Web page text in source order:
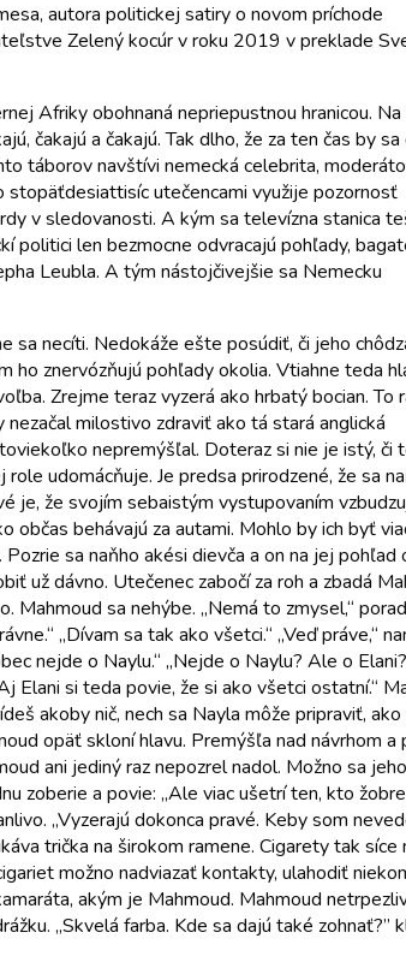
autora politickej satiry o novom príchode
Zelený kocúr v roku 2019 v preklade
Afriky obohnaná nepriepustnou hranicou. Na
čakajú a čakajú. Tak dlho, že za ten čas by sa
táborov navštívi nemecká celebrita,
stopäťdesiattisíc utečencami využije pozornosť
v sledovanosti. A kým sa televízna stanica
politici len bezmocne odvracajú pohľady,
Leubla. A tým nástojčivejšie sa Nemecku
sa necíti. Nedokáže ešte posúdiť, či jeho
ho znervózňujú pohľady okolia. Vtiahne teda
Zrejme teraz vyzerá ako hrbatý bocian. To
milostivo zdraviť ako tá stará anglická
nepremýšľal. Doteraz si nie je istý, či
udomácňuje. Je predsa prirodzené, že sa
je, že svojím sebaistým vystupovaním
občas behávajú za autami. Mohlo by ich byť
sa naňho akési dievča a on na jej
dávno. Utečenec zabočí za roh a zbadá
sa nehýbe. „Nemá to zmysel,“
„Dívam sa tak ako všetci.“ „Veď práve,“
nejde o Naylu.“ „Nejde o Naylu? Ale o
Elani si teda povie, že si ako všetci ostatní.“
akoby nič, nech sa Nayla môže pripraviť,
opäť skloní hlavu. Premýšľa nad návrhom
ani jediný raz nepozrel nadol. Možno sa
zoberie a povie: „Ale viac ušetrí ten, kto
„Vyzerajú dokonca pravé. Keby som
trička na širokom ramene. Cigarety tak
možno nadviazať kontakty, ulahodiť
akým je Mahmoud. Mahmoud
„Skvelá farba. Kde sa dajú také zohnať?”